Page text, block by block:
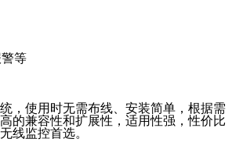
等
，使用时无需布线、安装简单，根据需
的兼容性和扩展性，适用性强，性价比
线监控首选。